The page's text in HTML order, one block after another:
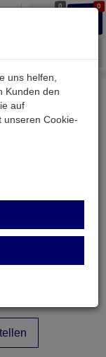
0 0
uns helfen,
Kunden den
auf
unseren Cookie-